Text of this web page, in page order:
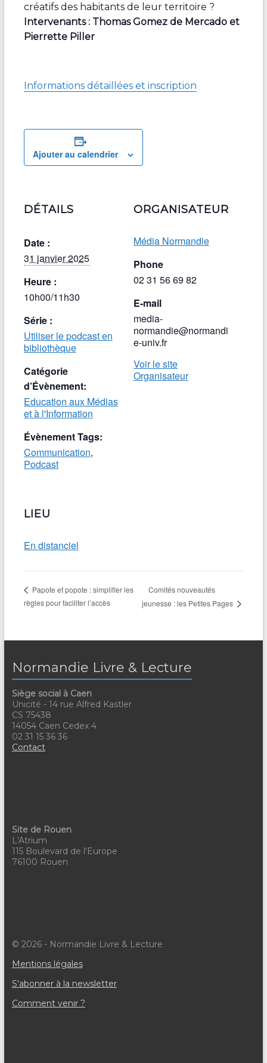
créatifs des habitants de leur territoire ?
Intervenants : Thomas Gomez de Mercado et
Pierrette Piller
Informations détaillées et inscription
Ajouter au calendrier
DÉTAILS
Date :
31 janvier 2025
Heure :
10h00/11h30
Série :
Utiliser le podcast en
bibliothèque
Catégorie
d’Évènement:
Education aux Médias
et à l'Information
Évènement Tags:
Communication,
Podcast
ORGANISATEUR
Média Normandie
Phone
02 31 56 69 82
E-mail
media-
normandie@normandi
e-univ.fr
Voir le site
Organisateur
LIEU
En distanciel
Papote et popote : simplifier les
règles pour faciliter l’accès
Comités nouveautés
jeunesse : les Petites Pages
Normandie Livre & Lecture
Siège social à Caen
Unicité - 14 rue Alfred Kastler
CS 75438
14054 Caen Cedex 4
02 31 15 36 36
Contact
Site de Rouen
L'Atrium
115 Boulevard de l'Europe
76100 Rouen
© 2026 - Normandie Livre & Lecture
Mentions légales
S'abonner à la newsletter
Comment venir ?